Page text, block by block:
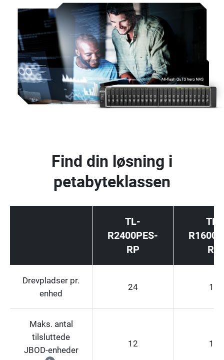
Find din løsning i
petabyteklassen
TL-
R2400PES-
RP
TL-
RP
Drevpladser pr.
enhed
24 16
Maks. antal
tilsluttede
JBOD-enheder
12 12